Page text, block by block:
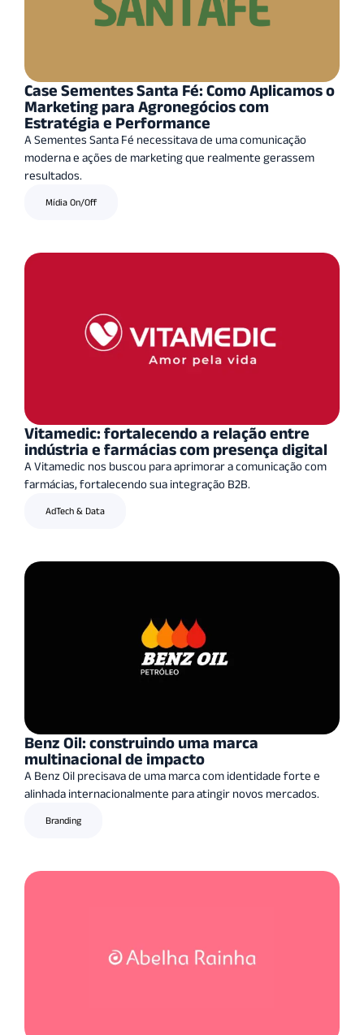
Case Sementes Santa Fé: Como Aplicamos o
Marketing para Agronegócios com
Estratégia e Performance
A Sementes Santa Fé necessitava de uma comunicação
moderna e ações de marketing que realmente gerassem
resultados.
Mídia On/Off
Vitamedic: fortalecendo a relação entre
indústria e farmácias com presença digital
A Vitamedic nos buscou para aprimorar a comunicação com
farmácias, fortalecendo sua integração B2B.
AdTech & Data
Benz Oil: construindo uma marca
multinacional de impacto
A Benz Oil precisava de uma marca com identidade forte e
alinhada internacionalmente para atingir novos mercados.
Branding